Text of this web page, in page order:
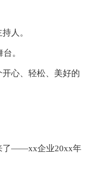
人。
。
心、轻松、美好的
了——xx企业20xx年